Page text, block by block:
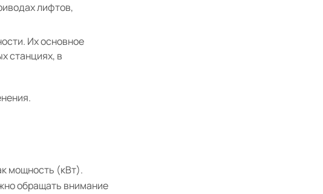
лифтов,
Их основное
станциях, в
мощность (кВт).
обращать внимание